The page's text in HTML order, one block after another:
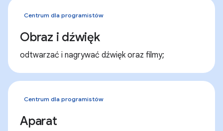
Centrum dla programistów
Obraz i dźwięk
odtwarzać i nagrywać dźwięk oraz filmy;
Centrum dla programistów
Aparat